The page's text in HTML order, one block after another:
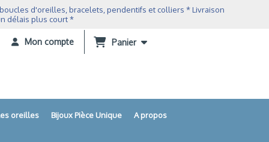
d'oreilles, bracelets, pendentifs et colliers * Livraison
délais plus court *
Mon compte Panier
oreilles Bijoux Pièce Unique A propos